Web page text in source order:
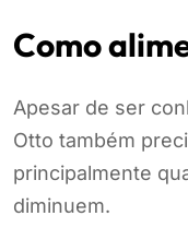
Como
Apesar de ser
Otto também
principalmente
diminuem.